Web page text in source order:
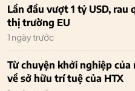
Lần đầu vượt 1 tỷ USD,
thị trường EU
1 ngày trước
Từ chuyện khởi nghiệp
về sở hữu trí tuệ của HTX